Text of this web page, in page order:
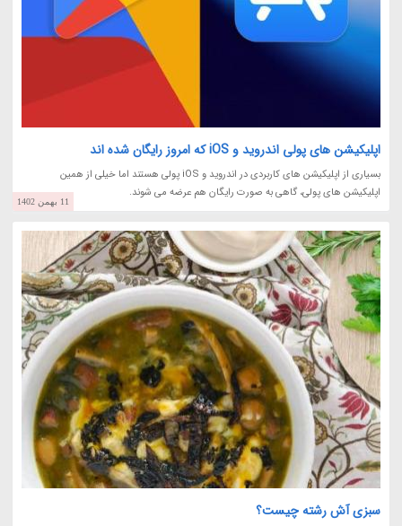
اپلیکیشن های پولی اندروید و iOS که امروز رایگان شده اند
بسیاری از اپلیکیشن های کاربردی در اندروید و iOS پولی هستند اما خیلی از همین
اپلیکیشن های پولی، گاهی به صورت رایگان هم عرضه می شوند.
11 بهمن 1402
سبزی آش رشته چیست؟